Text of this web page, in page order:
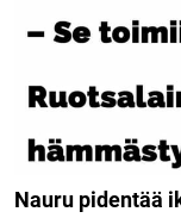
Nauru pidentää